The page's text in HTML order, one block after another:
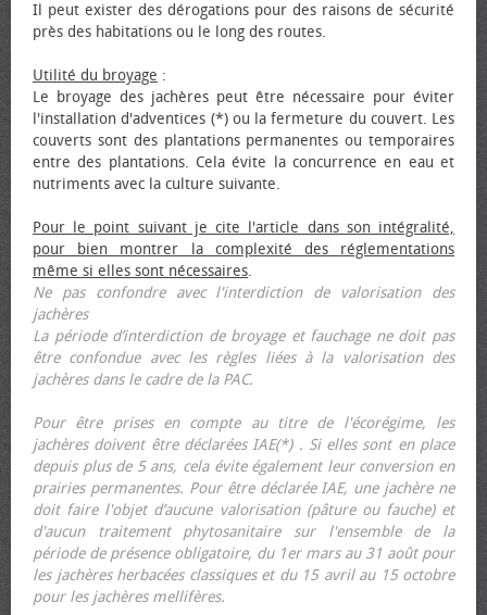
Il peut exister des dérogations pour des raisons de sécurité
près des habitations ou le long des routes.
Utilité du broyage :
Le broyage des jachères peut être nécessaire pour éviter
l'installation d'adventices (*) ou la fermeture du couvert. Les
couverts sont des plantations permanentes ou temporaires
entre des plantations. Cela évite la concurrence en eau et
nutriments avec la culture suivante.
Pour le point suivant je cite l'article dans son intégralité,
pour bien montrer la complexité des réglementations
même si elles sont nécessaires.
Ne pas confondre avec l'interdiction de valorisation des
jachères
La période d’interdiction de broyage et fauchage ne doit pas
être confondue avec les règles liées à la valorisation des
jachères dans le cadre de la PAC.
Pour être prises en compte au titre de l'écorégime, les
jachères doivent être déclarées IAE(*) . Si elles sont en place
depuis plus de 5 ans, cela évite également leur conversion en
prairies permanentes. Pour être déclarée IAE, une jachère ne
doit faire l'objet d’aucune valorisation (pâture ou fauche) et
d'aucun traitement phytosanitaire sur l'ensemble de la
période de présence obligatoire, du 1er mars au 31 août pour
les jachères herbacées classiques et du 15 avril au 15 octobre
pour les jachères mellifères.